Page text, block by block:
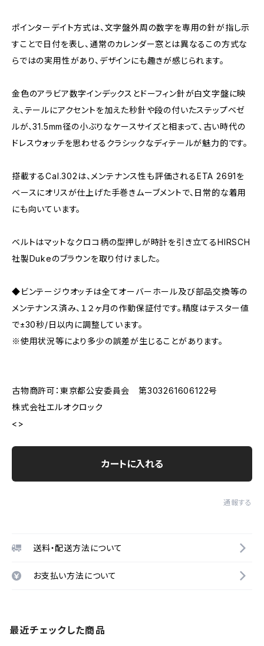
ポインターデイト方式は、文字盤外周の数字を専用の針が指し示
すことで日付を表し、通常のカレンダー窓とは異なるこの方式な
らではの実用性があり、デザインにも趣きが感じられます。
金色のアラビア数字インデックスとドーフィン針が白文字盤に映
え、テールにアクセントを加えた秒針や段の付いたステップベゼ
ルが、31.5mm径の小ぶりなケースサイズと相まって、古い時代の
ドレスウォッチを思わせるクラシックなディテールが魅力的です。
搭載するCal.302は、メンテナンス性も評価されるETA 2691を
ベースにオリスが仕上げた手巻きムーブメントで、日常的な着用
にも向いています。
ベルトはマットなクロコ柄の型押しが時計を引き立てるHIRSCH
社製Dukeのブラウンを取り付けました。
◆ビンテージウオッチは全てオーバーホール及び部品交換等の
メンテナンス済み、１２ヶ月の作動保証付です。精度はテスター値
で±30秒/日以内に調整しています。
※使用状況等により多少の誤差が生じることがあります。
古物商許可：東京都公安委員会 第303261606122号
株式会社エルオクロック
<>
カートに入れる
通報する
送料・配送方法について
お支払い方法について
最近チェックした商品